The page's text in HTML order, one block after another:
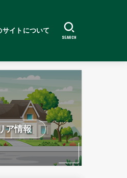
サイトについて
SEARCH
ア情報